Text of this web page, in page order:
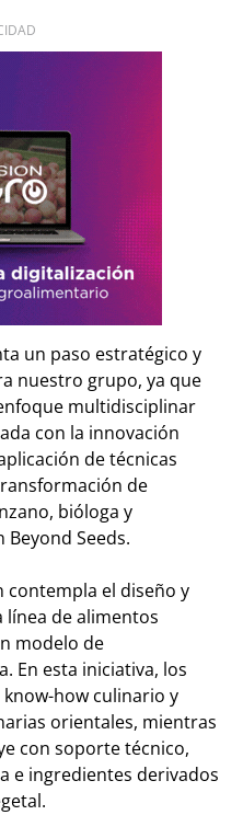
un paso estratégico y
nuestro grupo, ya que
multidisciplinar
con la innovación
de técnicas
de
bióloga y
Seeds.
contempla el diseño y
de alimentos
modelo de
En esta iniciativa, los
how culinario y
orientales, mientras
con soporte técnico,
e ingredientes derivados